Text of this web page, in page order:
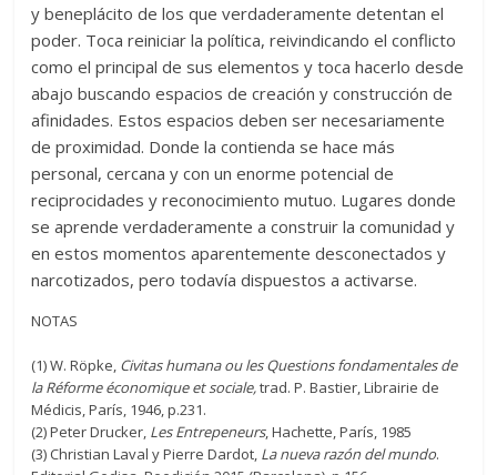
y beneplácito de los que verdaderamente detentan el
poder. Toca reiniciar la política, reivindicando el conflicto
como el principal de sus elementos y toca hacerlo desde
abajo buscando espacios de creación y construcción de
afinidades. Estos espacios deben ser necesariamente
de proximidad. Donde la contienda se hace más
personal, cercana y con un enorme potencial de
reciprocidades y reconocimiento mutuo. Lugares donde
se aprende verdaderamente a construir la comunidad y
en estos momentos aparentemente desconectados y
narcotizados, pero todavía dispuestos a activarse.
NOTAS
(1) W. Röpke, Civitas humana ou les Questions fondamentales de
la Réforme économique et sociale,trad. P. Bastier, Librairie de
Médicis, París, 1946, p.231.
(2) Peter Drucker, Les Entrepeneurs, Hachette, París, 1985
(3) Christian Laval y Pierre Dardot, La nueva razón del mundo.